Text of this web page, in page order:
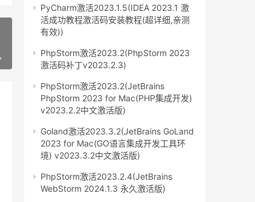
PyCharm激活2023.1.5(IDEA 2023.1 激
活成功教程激活码安装教程(超详细,亲测
有效))
PhpStorm激活2023.2(PhpStorm 2023
激活码补丁v2023.2.3)
PhpStorm激活2023.2(JetBrains
PhpStorm 2023 for Mac(PHP集成开发)
v2023.2.2中文激活版)
Goland激活2023.3.2(JetBrains GoLand
2023 for Mac(GO语言集成开发工具环
境) v2023.3.2中文激活版)
PhpStorm激活2023.2.4(JetBrains
WebStorm 2024.1.3 永久激活版)